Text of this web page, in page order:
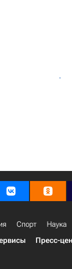
Спорт Наука
Пресс-